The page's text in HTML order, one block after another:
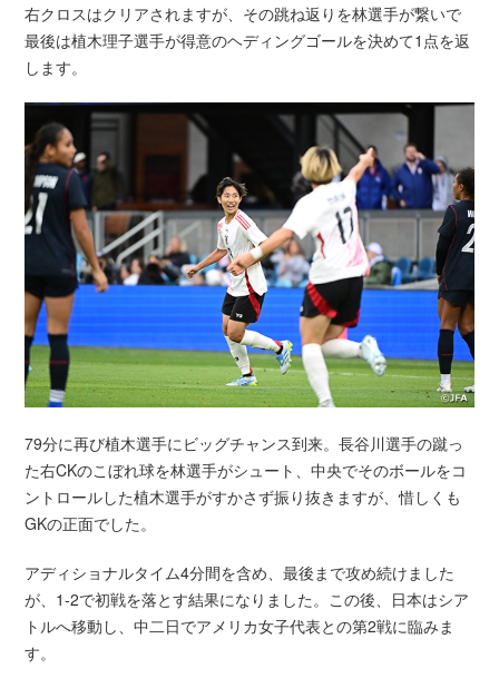
右クロスはクリアされますが、その跳ね返りを林選手が繋いで
最後は植木理子選手が得意のヘディングゴールを決めて1点を返
します。
79分に再び植木選手にビッグチャンス到来。長谷川選手の蹴っ
た右CKのこぼれ球を林選手がシュート、中央でそのボールをコ
ントロールした植木選手がすかさず振り抜きますが、惜しくも
GKの正面でした。
アディショナルタイム4分間を含め、最後まで攻め続けました
が、1-2で初戦を落とす結果になりました。この後、日本はシア
トルへ移動し、中二日でアメリカ女子代表との第2戦に臨みま
す。